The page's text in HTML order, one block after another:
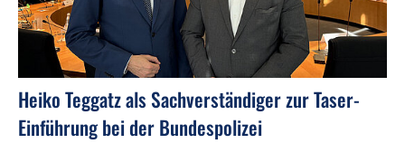
Heiko Teggatz als Sachverständiger zur Taser-
Einführung bei der Bundespolizei